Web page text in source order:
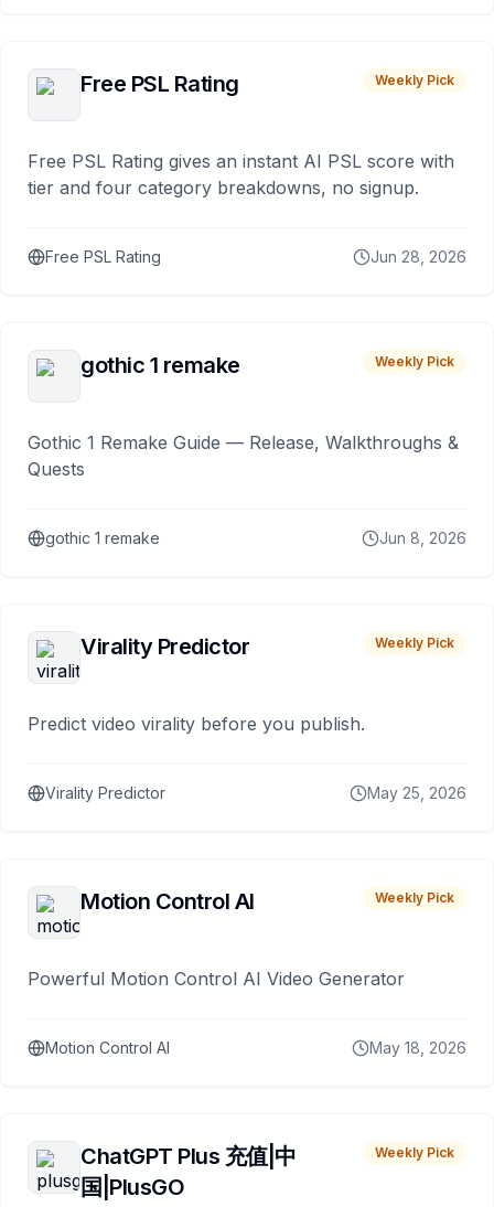
Free PSL Rating Weekly Pick
Free PSL Rating gives an instant AI PSL score with
tier and four category breakdowns, no signup.
Free PSL Rating Jun 28, 2026
gothic 1 remake Weekly Pick
Gothic 1 Remake Guide — Release, Walkthroughs &
Quests
gothic 1 remake Jun 8, 2026
Virality Predictor Weekly Pick
Predict video virality before you publish.
Virality Predictor May 25, 2026
Motion Control AI Weekly Pick
Powerful Motion Control AI Video Generator
Motion Control AI May 18, 2026
ChatGPT Plus 充值|中
国|PlusGO
Weekly Pick